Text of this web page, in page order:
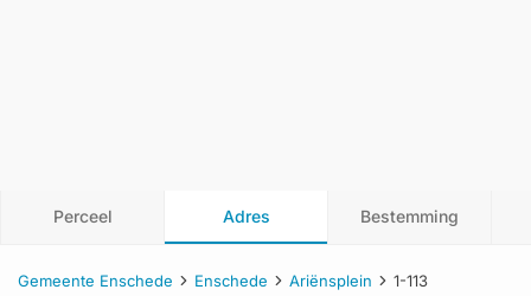
Perceel Adres Bestemming
Gemeente Enschede Enschede Ariënsplein 1-113